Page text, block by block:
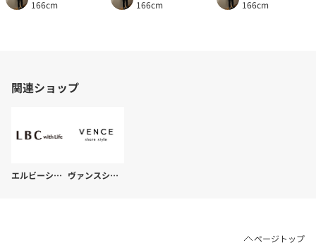
166cm
166cm
166cm
関連ショップ
エルビーシーウィズライフ ヴァンスシェアスタイル
ページトップ